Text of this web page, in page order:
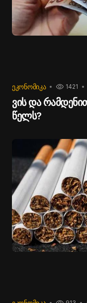
ᲔᲙᲝᲜᲝᲛᲘᲙᲐ 1421
ვის და
წელს?